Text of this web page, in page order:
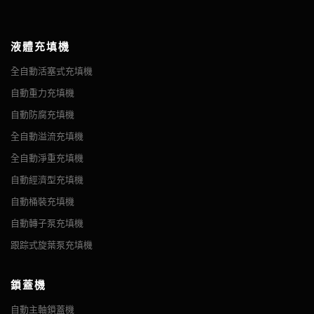
液體充填機
全自動活塞式充填機
自動重力充填機
自動防腐充填機
全自動溢流充填機
全自動淨重充填機
自動經濟型充填機
自動桶裝充填機
自動轉子泵充填機
跟踪式旋葉泵充填機
鎖蓋機
自動主軸鎖蓋機